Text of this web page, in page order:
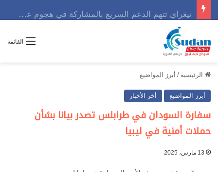
القائمة
الرئيسية / أبرز المواضيع
أبرز المواضيع أخر الأخبار
سفارة السودان في طرابلس تصدر بيانا بشأن
حملات أمنية في ليبيا
13 مارس، 2025